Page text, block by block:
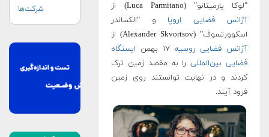
"لوکا پارمیتانو" (Luca Parmitano) از
آژانس فضایی اروپا و "الکساندر
اسکوورتسوف" (Alexander Skvortsov) از
آژانس فضایی روسیه ۱۷ بهمن
ایستگاه
فضایی بین‌المللیرا به مقصد زمین ترک
کردند و در نهایت توانستند روی زمین
فرود آیند.
شرکت‌ها